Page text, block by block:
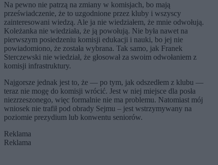
Na pewno nie patrzą na zmiany w komisjach, bo mają
przeświadczenie, że to uzgodnione przez kluby i wszyscy
zainteresowani wiedzą. Ale ja nie wiedziałem, że mnie odwołują.
Koleżanka nie wiedziała, że ją powołują. Nie była nawet na
pierwszym posiedzeniu komisji edukacji i nauki, bo jej nie
powiadomiono, że została wybrana. Tak samo, jak Franek
Sterczewski nie wiedział, że głosował za swoim odwołaniem z
komisji infrastruktury.
Najgorsze jednak jest to, że — po tym, jak odszedłem z klubu —
teraz nie mogę do komisji wrócić. Jest w niej miejsce dla posła
niezrzeszonego, więc formalnie nie ma problemu. Natomiast mój
wniosek nie trafił pod obrady Sejmu – jest wstrzymywany na
poziomie prezydium lub konwentu seniorów.
Reklama
Reklama